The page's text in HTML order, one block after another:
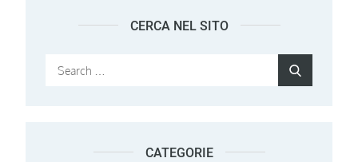
CERCA NEL SITO
Search
CATEGORIE